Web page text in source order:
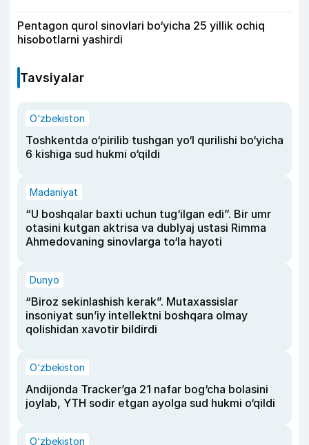
Pentagon qurol sinovlari bo‘yicha 25 yillik ochiq
hisobotlarni yashirdi
Tavsiyalar
O‘zbekiston
Toshkentda o‘pirilib tushgan yo‘l qurilishi bo‘yicha
6 kishiga sud hukmi o‘qildi
Madaniyat
“U boshqalar baxti uchun tug‘ilgan edi”. Bir umr
otasini kutgan aktrisa va dublyaj ustasi Rimma
Ahmedovaning sinovlarga to‘la hayoti
Dunyo
“Biroz sekinlashish kerak”. Mutaxassislar
insoniyat sun’iy intellektni boshqara olmay
qolishidan xavotir bildirdi
O‘zbekiston
Andijonda Tracker’ga 21 nafar bog‘cha bolasini
joylab, YTH sodir etgan ayolga sud hukmi o‘qildi
O‘zbekiston